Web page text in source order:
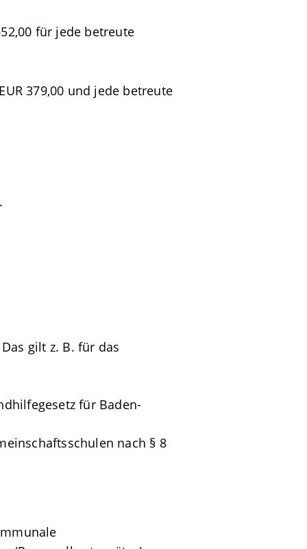
für jede betreute
379,00 und jede betreute
gilt z. B. für das
für Baden-
nach § 8